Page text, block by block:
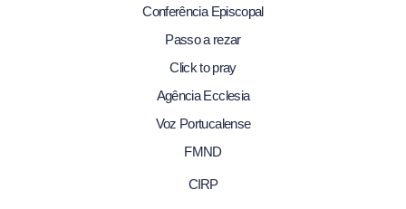
Conferência Episcopal
Passo a rezar
Click to pray
Agência Ecclesia
Voz Portucalense
FMND
CIRP